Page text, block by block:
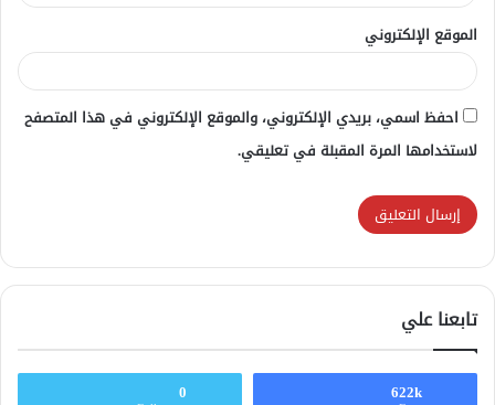
الموقع الإلكتروني
احفظ اسمي، بريدي الإلكتروني، والموقع الإلكتروني في هذا المتصفح
لاستخدامها المرة المقبلة في تعليقي.
تابعنا علي
622k
0